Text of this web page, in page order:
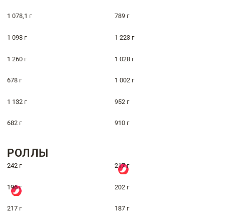
1 078,1 г 789 г
1 098 г 1 223 г
1 260 г 1 028 г
678 г 1 002 г
1 132 г 952 г
682 г 910 г
РОЛЛЫ
242 г 217 г
196 г 202 г
217 г 187 г